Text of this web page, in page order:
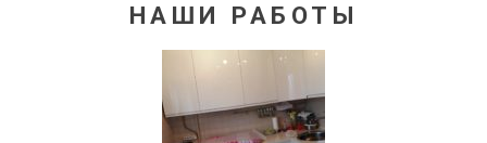
НАШИ РАБОТЫ